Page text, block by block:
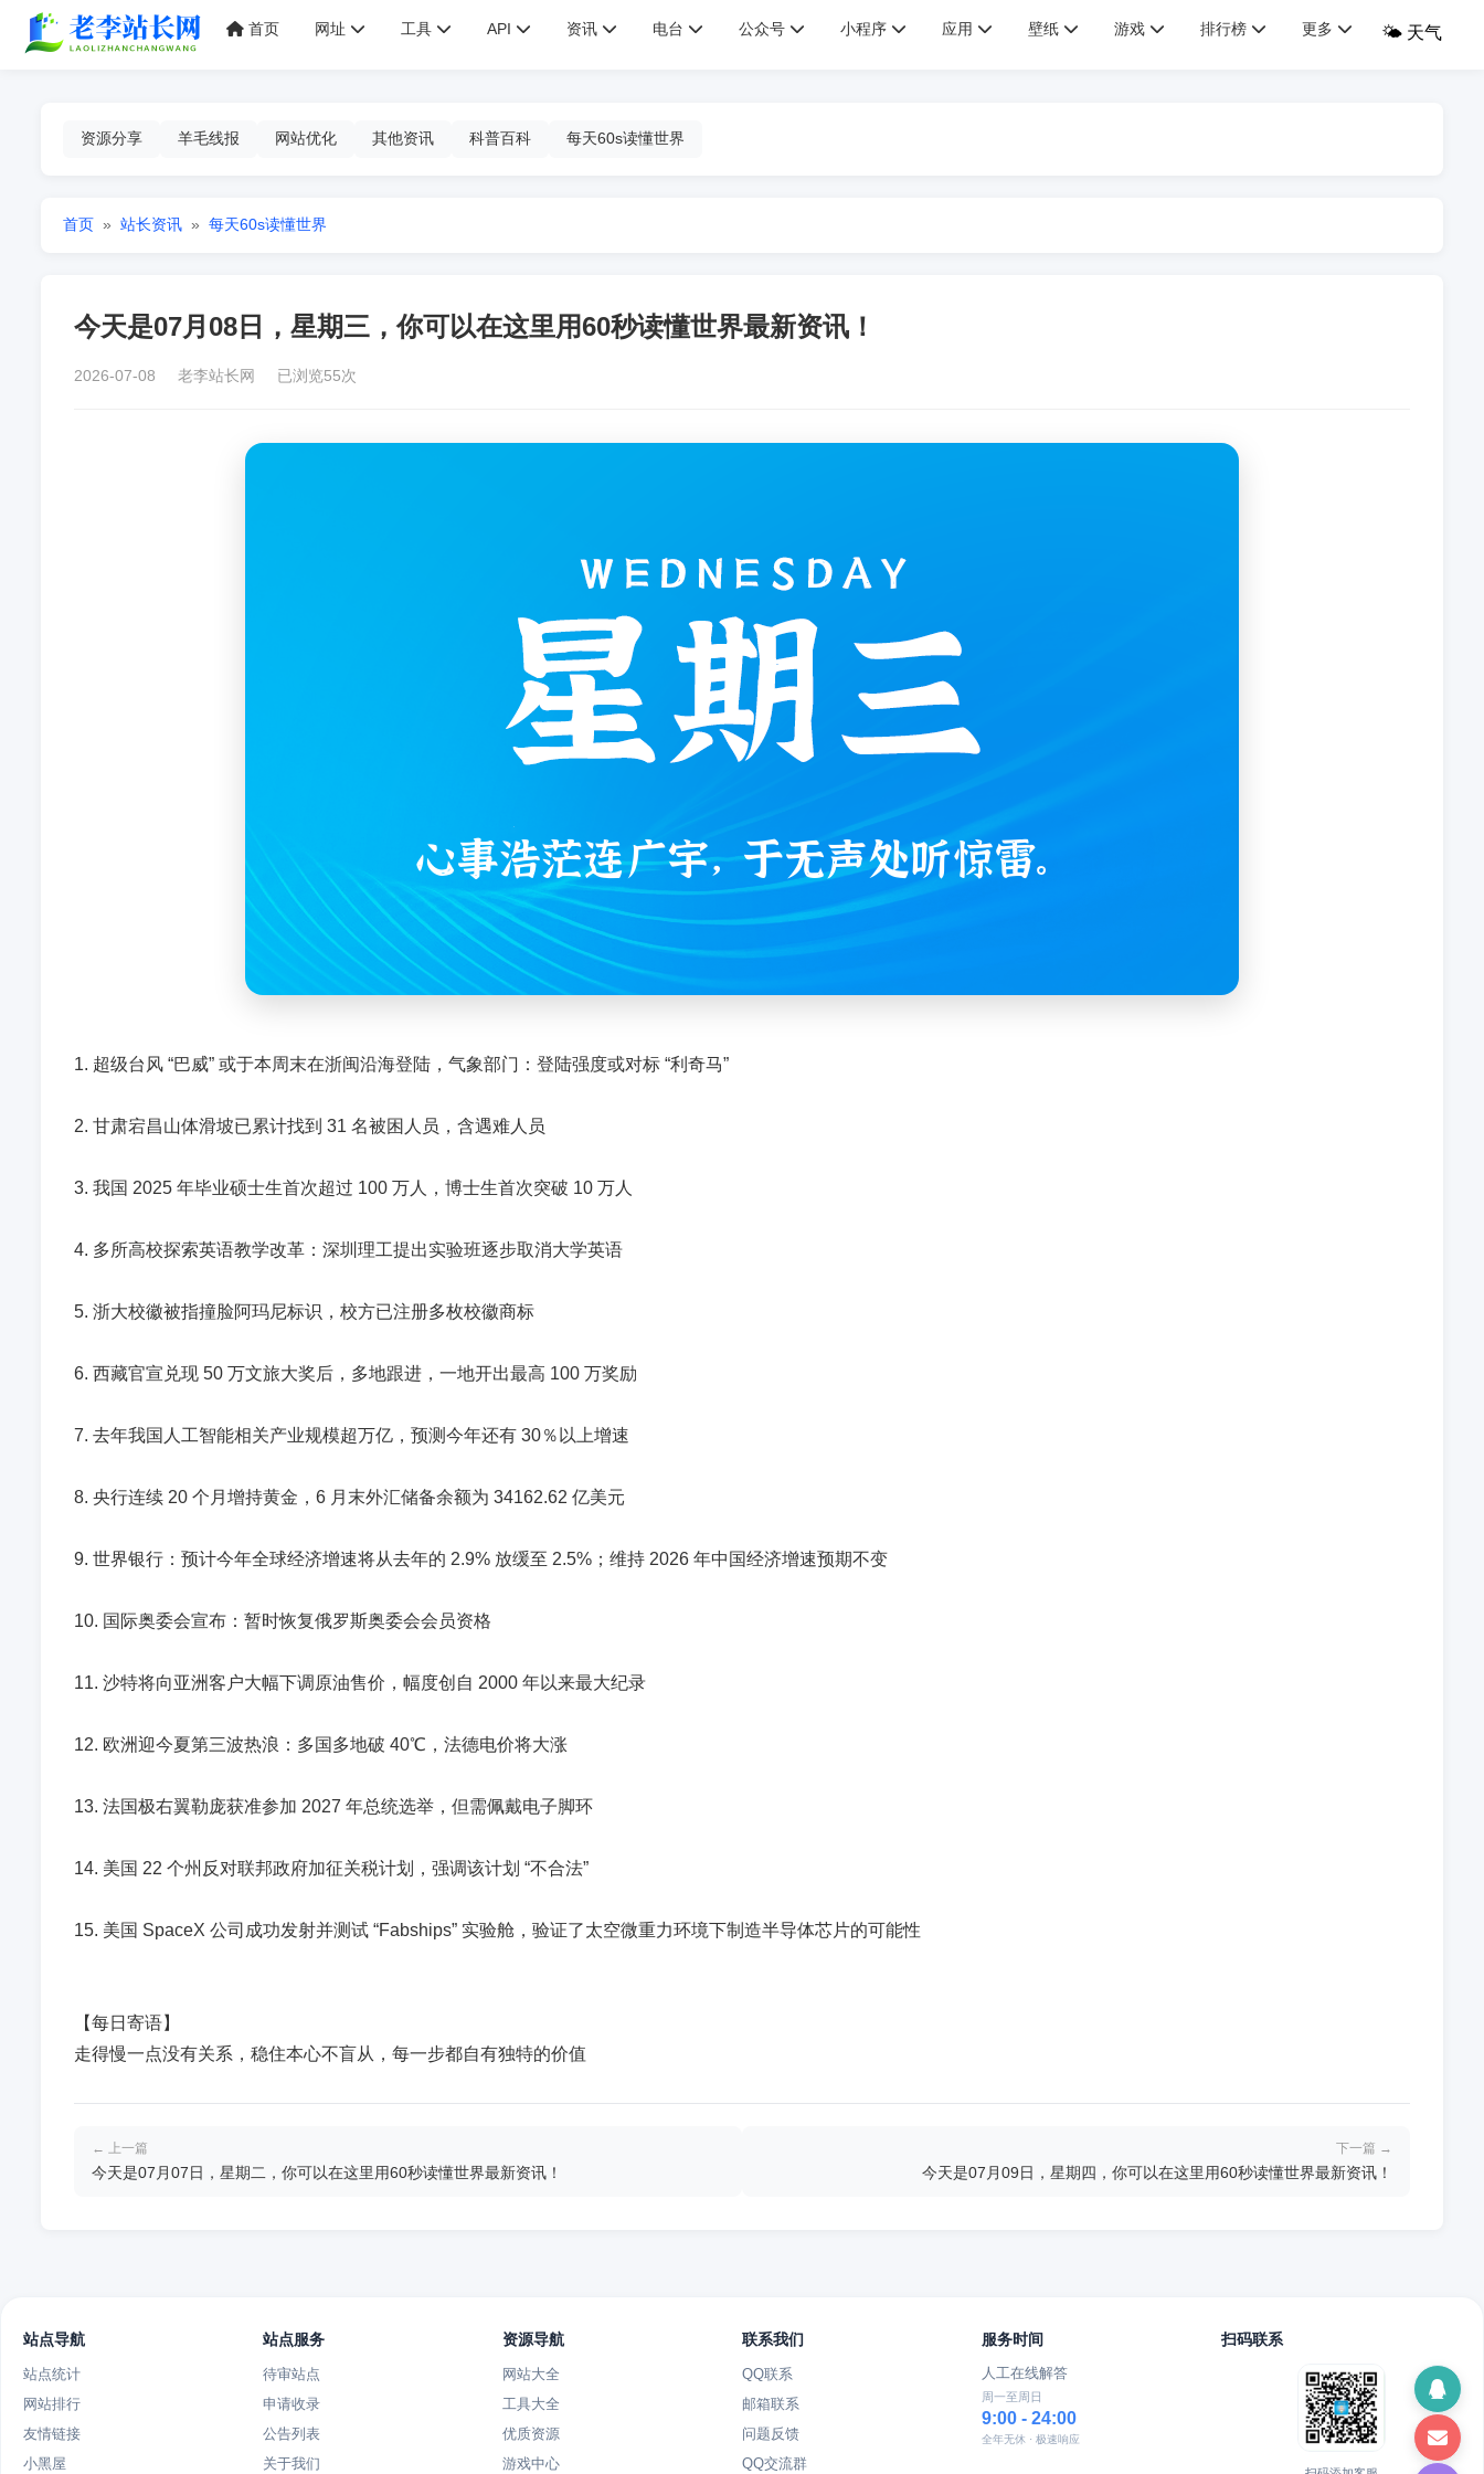
首页 网址 工具 API 资讯 电台 公众号 小程序 应用 壁纸 游戏 排行榜 更多 🌤️ 天气
资源分享 羊毛线报 网站优化 其他资讯 科普百科 每天60s读懂世界
首页 » 站长资讯 » 每天60s读懂世界
今天是07月08日，星期三，你可以在这里用60秒读懂世界最新资讯！
2026-07-08 老李站长网 已浏览55次
1. 超级台风 “巴威” 或于本周末在浙闽沿海登陆，气象部门：登陆强度或对标 “利奇马”
2. 甘肃宕昌山体滑坡已累计找到 31 名被困人员，含遇难人员
3. 我国 2025 年毕业硕士生首次超过 100 万人，博士生首次突破 10 万人
4. 多所高校探索英语教学改革：深圳理工提出实验班逐步取消大学英语
5. 浙大校徽被指撞脸阿玛尼标识，校方已注册多枚校徽商标
6. 西藏官宣兑现 50 万文旅大奖后，多地跟进，一地开出最高 100 万奖励
7. 去年我国人工智能相关产业规模超万亿，预测今年还有 30％以上增速
8. 央行连续 20 个月增持黄金，6 月末外汇储备余额为 34162.62 亿美元
9. 世界银行：预计今年全球经济增速将从去年的 2.9% 放缓至 2.5%；维持 2026 年中国经济增速预期不变
10. 国际奥委会宣布：暂时恢复俄罗斯奥委会会员资格
11. 沙特将向亚洲客户大幅下调原油售价，幅度创自 2000 年以来最大纪录
12. 欧洲迎今夏第三波热浪：多国多地破 40℃，法德电价将大涨
13. 法国极右翼勒庞获准参加 2027 年总统选举，但需佩戴电子脚环
14. 美国 22 个州反对联邦政府加征关税计划，强调该计划 “不合法”
15. 美国 SpaceX 公司成功发射并测试 “Fabships” 实验舱，验证了太空微重力环境下制造半导体芯片的可能性
【每日寄语】
走得慢一点没有关系，稳住本心不盲从，每一步都自有独特的价值
← 上一篇
今天是07月07日，星期二，你可以在这里用60秒读懂世界最新资讯！
下一篇 →
今天是07月09日，星期四，你可以在这里用60秒读懂世界最新资讯！
站点导航
站点统计
网站排行
友情链接
小黑屋
站点服务
待审站点
申请收录
公告列表
关于我们
资源导航
网站大全
工具大全
优质资源
游戏中心
联系我们
QQ联系
邮箱联系
问题反馈
QQ交流群
服务时间
人工在线解答
周一至周日
9:00 - 24:00
全年无休 · 极速响应
扫码联系